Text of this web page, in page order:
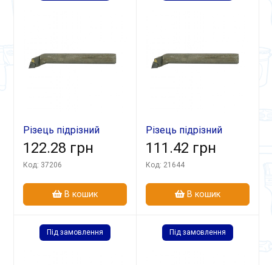
Різець підрізний
відігн 20х12х125 ВК8
122.28 грн
Код: 37206
В кошик
Різець підрізний
відігн 25х16х140
Т15К6 В
111.42 грн
Код: 21644
В кошик
Під замовлення Під замовлення